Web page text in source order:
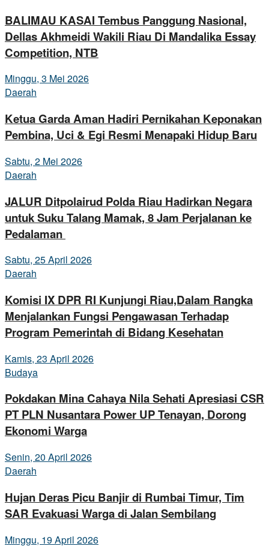
BALIMAU KASAI Tembus Panggung Nasional,
Dellas Akhmeidi Wakili Riau Di Mandalika Essay
Competition, NTB
Minggu, 3 Mei 2026
Daerah
Ketua Garda Aman Hadiri Pernikahan Keponakan
Pembina, Uci & Egi Resmi Menapaki Hidup Baru
Sabtu, 2 Mei 2026
Daerah
JALUR Ditpolairud Polda Riau Hadirkan Negara
untuk Suku Talang Mamak, 8 Jam Perjalanan ke
Pedalaman
Sabtu, 25 April 2026
Daerah
Komisi IX DPR RI Kunjungi Riau,Dalam Rangka
Menjalankan Fungsi Pengawasan Terhadap
Program Pemerintah di Bidang Kesehatan
Kamis, 23 April 2026
Budaya
Pokdakan Mina Cahaya Nila Sehati Apresiasi CSR
PT PLN Nusantara Power UP Tenayan, Dorong
Ekonomi Warga
Senin, 20 April 2026
Daerah
Hujan Deras Picu Banjir di Rumbai Timur, Tim
SAR Evakuasi Warga di Jalan Sembilang
Minggu, 19 April 2026